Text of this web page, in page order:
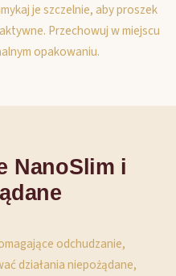
je szczelnie, aby proszek
Przechowuj w miejscu
opakowaniu.
NanoSlim i
odchudzanie,
działania niepożądane,